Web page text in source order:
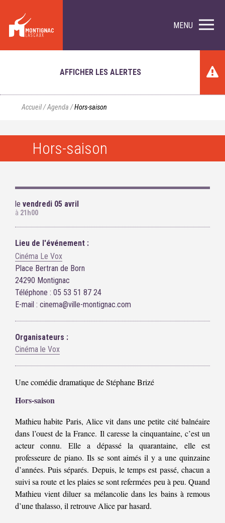
MENU
AFFICHER LES ALERTES
Accueil/Agenda /Hors-saison
Hors-saison
le vendredi 05 avril
à 21h00
Lieu de l'événement :
Cinéma Le Vox
Place Bertran de Born
24290 Montignac
Téléphone : 05 53 51 87 24
E-mail : cinema@ville-montignac.com
Organisateurs :
Cinéma le Vox
Une comédie dramatique de Stéphane Brizé
Hors-saison
Mathieu habite Paris, Alice vit dans une petite cité balnéaire
dans l’ouest de la France. Il caresse la cinquantaine, c’est un
acteur connu. Elle a dépassé la quarantaine, elle est
professeure de piano. Ils se sont aimés il y a une quinzaine
d’années. Puis séparés. Depuis, le temps est passé, chacun a
suivi sa route et les plaies se sont refermées peu à peu. Quand
Mathieu vient diluer sa mélancolie dans les bains à remous
d’une thalasso, il retrouve Alice par hasard.